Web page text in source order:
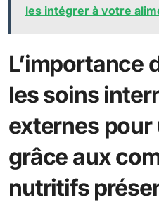
les intégrer à votre
L’importance
les soins
externes pour
grâce aux
nutritifs